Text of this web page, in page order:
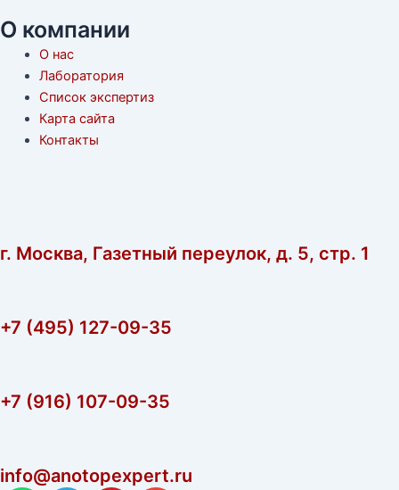
О компании
О нас
Лаборатория
Список экспертиз
Карта сайта
Контакты
г. Москва, Газетный переулок, д. 5, стр. 1
+7 (495) 127-09-35
+7 (916) 107-09-35
info@anotopexpert.ru